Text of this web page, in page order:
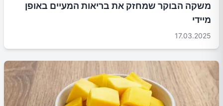
משקה הבוקר שמחזק את בריאות המעיים באופן
מיידי
17.03.2025